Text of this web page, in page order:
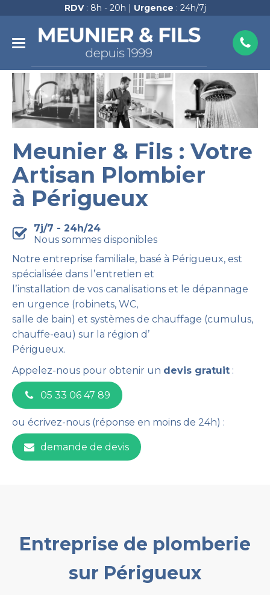
RDV: 8h - 20h | Urgence : 24h/7j
Meunier & Fils : Votre
Artisan Plombier
à Périgueux
7j/7 - 24h/24
Nous sommes disponibles
Notre entreprise familiale, basé à Périgueux, est
spécialisée dans lʼentretien et
lʼinstallation de vos canalisations et le dépannage
en urgence (robinets, WC,
salle de bain) et systèmes de chauffage (cumulus,
chauffe-eau) sur la région dʼ
Périgueux.
Appelez-nous pour obtenir un devis gratuit :
05 33 06 47 89
ou écrivez-nous (réponse en moins de 24h) :
demande de devis
Entreprise de plomberie
sur Périgueux